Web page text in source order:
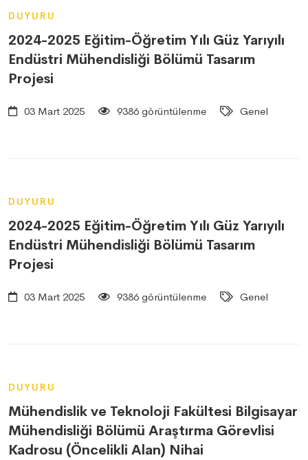
DUYURU
2024-2025 Eğitim-Öğretim Yılı Güz Yarıyılı
Endüstri Mühendisliği Bölümü Tasarım
Projesi
03 Mart 2025 9386 görüntülenme Genel
DUYURU
2024-2025 Eğitim-Öğretim Yılı Güz Yarıyılı
Endüstri Mühendisliği Bölümü Tasarım
Projesi
03 Mart 2025 9386 görüntülenme Genel
DUYURU
Mühendislik ve Teknoloji Fakültesi Bilgisayar
Mühendisliği Bölümü Araştırma Görevlisi
Kadrosu (Öncelikli Alan) Nihai